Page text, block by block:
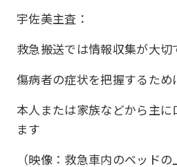
宇佐美主査：
救急搬送では情報収集が大切
傷病者の症状を把握するた
本人または家族などから主に
ます
（映像：救急車内のベッド